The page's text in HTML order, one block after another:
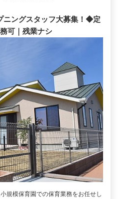
ニングスタッフ大募集！◆定
可｜残業ナシ
規模保育園での保育業務をお任せし